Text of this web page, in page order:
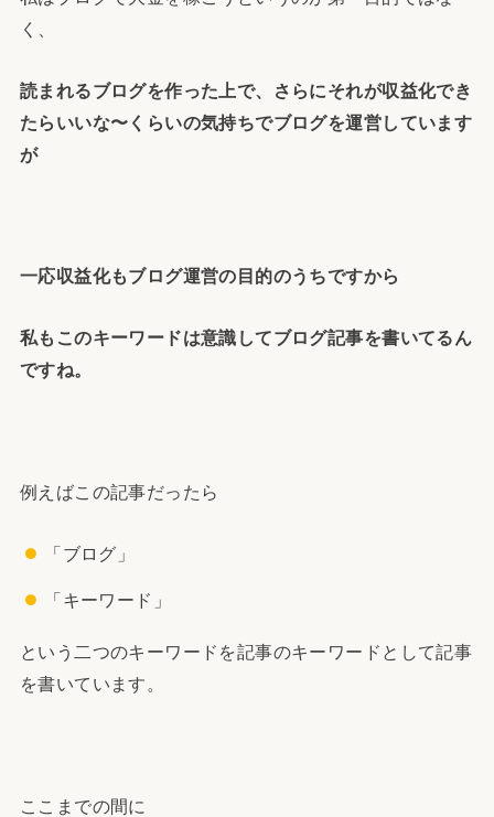
く、
読まれるブログを作った上で、さらにそれが収益化でき
たらいいな〜くらいの気持ちでブログを運営しています
が
一応収益化もブログ運営の目的のうちですから
私もこのキーワードは意識してブログ記事を書いてるん
ですね。
例えばこの記事だったら
「ブログ」
「キーワード」
という二つのキーワードを記事のキーワードとして記事
を書いています。
ここまでの間に